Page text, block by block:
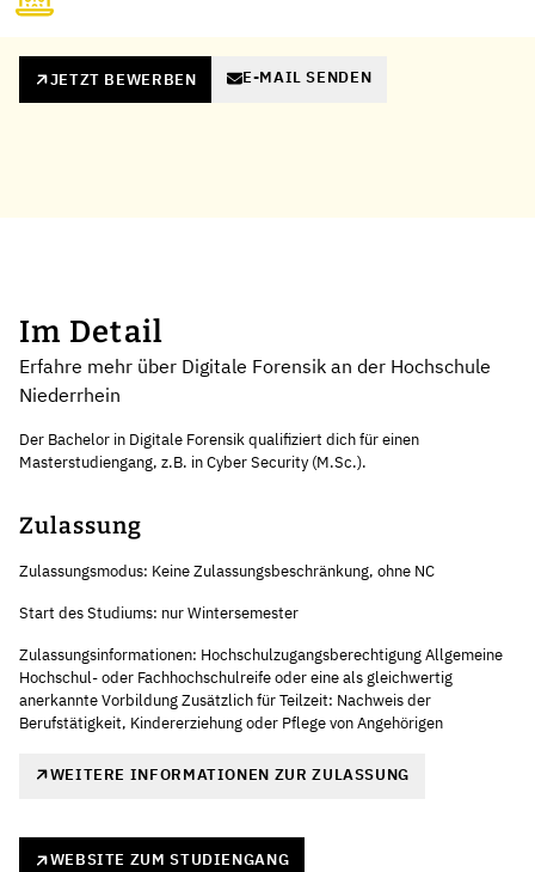
JETZT BEWERBEN E-MAIL SENDEN
Im Detail
Erfahre mehr über Digitale Forensik an der Hochschule
Niederrhein
Der Bachelor in Digitale Forensik qualifiziert dich für einen
Masterstudiengang, z.B. in Cyber Security (M.Sc.).
Zulassung
Zulassungsmodus: Keine Zulassungsbeschränkung, ohne NC
Start des Studiums: nur Wintersemester
Zulassungsinformationen: Hochschulzugangsberechtigung Allgemeine
Hochschul- oder Fachhochschulreife oder eine als gleichwertig
anerkannte Vorbildung Zusätzlich für Teilzeit: Nachweis der
Berufstätigkeit, Kindererziehung oder Pflege von Angehörigen
WEITERE INFORMATIONEN ZUR ZULASSUNG
WEBSITE ZUM STUDIENGANG